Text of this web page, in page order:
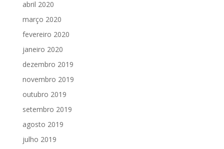
abril 2020
março 2020
fevereiro 2020
janeiro 2020
dezembro 2019
novembro 2019
outubro 2019
setembro 2019
agosto 2019
julho 2019